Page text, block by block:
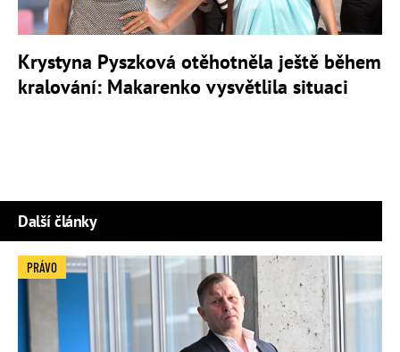
Krystyna Pyszková otěhotněla ještě během
kralování: Makarenko vysvětlila situaci
Další články
PRÁVO